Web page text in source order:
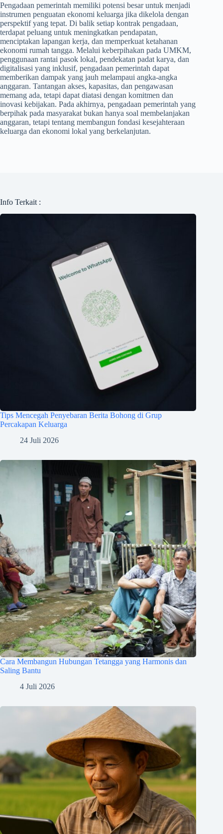
Pengadaan pemerintah memiliki potensi besar untuk menjadi
instrumen penguatan ekonomi keluarga jika dikelola dengan
perspektif yang tepat. Di balik setiap kontrak pengadaan,
terdapat peluang untuk meningkatkan pendapatan,
menciptakan lapangan kerja, dan memperkuat ketahanan
ekonomi rumah tangga. Melalui keberpihakan pada UMKM,
penggunaan rantai pasok lokal, pendekatan padat karya, dan
digitalisasi yang inklusif, pengadaan pemerintah dapat
memberikan dampak yang jauh melampaui angka-angka
anggaran. Tantangan akses, kapasitas, dan pengawasan
memang ada, tetapi dapat diatasi dengan komitmen dan
inovasi kebijakan. Pada akhirnya, pengadaan pemerintah yang
berpihak pada masyarakat bukan hanya soal membelanjakan
anggaran, tetapi tentang membangun fondasi kesejahteraan
keluarga dan ekonomi lokal yang berkelanjutan.
Info Terkait :
Tips Mencegah Penyebaran Berita Bohong di Grup
Percakapan Keluarga
24 Juli 2026
Cara Membangun Hubungan Tetangga yang Harmonis dan
Saling Bantu
4 Juli 2026